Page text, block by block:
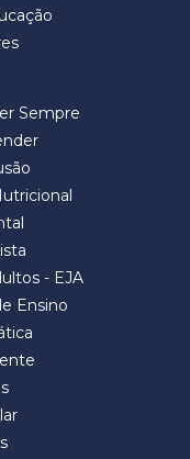
Sempre
- EJA
Ensino